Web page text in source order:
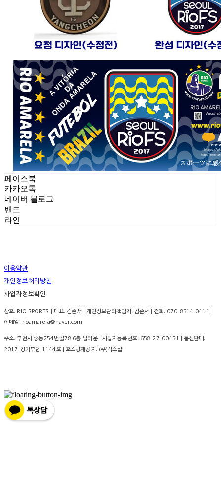
페이스북
카카오톡
네이버 블로그
밴드
라인
이용약관
개인정보처리방침
사업자정보확인
상호: RIO SPORTS | 대표: 김준서 | 개인정보관리책임자: 김준서 | 전화: 070-8614-0411 |
이메일: rioamarela@naver.com
주소: 부천시 중동254번길78 6층 필타운 | 사업자등록번호: 658-27-00451
| 통신판매:
2017-경기부천-1144호| 호스팅제공자: (주)식스샵